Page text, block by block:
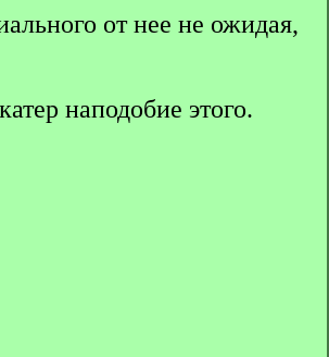
от нее не ожидая,
наподобие этого.